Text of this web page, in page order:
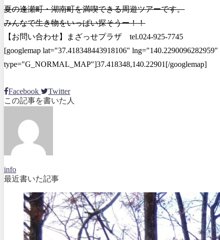
夏の逢瀬町・湖南町を満喫できる周遊ツアーです。
みんなで生き物をいっぱい探そうー！！
【お問い合わせ】まざっせプラザ tel.024-925-7745
[googlemap lat="37.418348443918106"
type="G_NORMAL_MAP"]37.418348,140.22901[/googlemap]
Facebook
Twitter
この記事を書いた人
info
最近書いた記事